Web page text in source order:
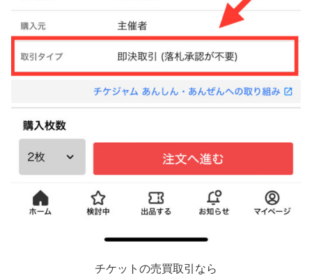
チケットの売買取引なら